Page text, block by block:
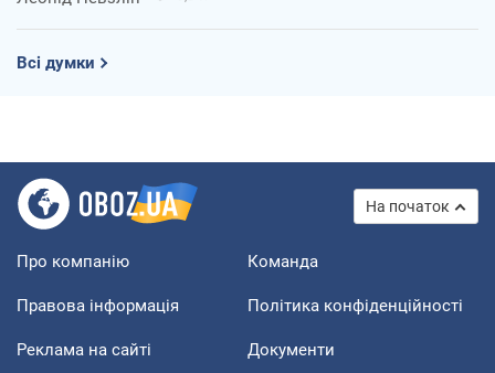
Всі думки
На початок
Про компанію Команда
Правова інформація Політика конфіденційності
Реклама на сайті Документи